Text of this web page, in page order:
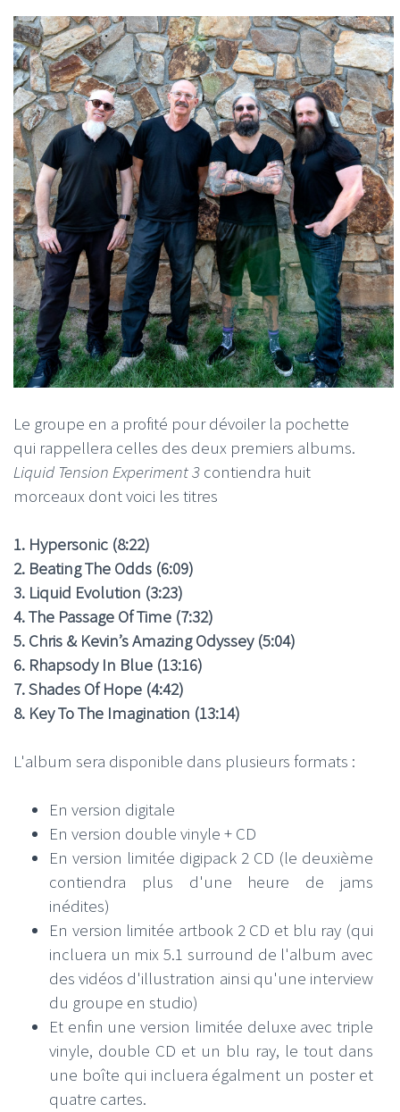
Le groupe en a profité pour dévoiler la pochette
qui rappellera celles des deux premiers albums.
Liquid Tension Experiment 3 contiendra huit
morceaux dont voici les titres
1. Hypersonic (8:22)
2. Beating The Odds (6:09)
3. Liquid Evolution (3:23)
4. The Passage Of Time (7:32)
5. Chris & Kevin’s Amazing Odyssey (5:04)
6. Rhapsody In Blue (13:16)
7. Shades Of Hope (4:42)
8. Key To The Imagination (13:14)
L'album sera disponible dans plusieurs formats :
En version digitale
En version double vinyle + CD
En version limitée digipack 2 CD (le deuxième
contiendra plus d'une heure de jams
inédites)
En version limitée artbook 2 CD et blu ray (qui
incluera un mix 5.1 surround de l'album avec
des vidéos d'illustration ainsi qu'une interview
du groupe en studio)
Et enfin une version limitée deluxe avec triple
vinyle, double CD et un blu ray, le tout dans
une boîte qui incluera égalment un poster et
quatre cartes.